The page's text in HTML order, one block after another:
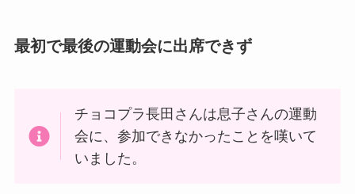
最初で最後の運動会に出席できず
チョコプラ長田さんは息子さんの運動
会に、参加できなかったことを嘆いて
いました。